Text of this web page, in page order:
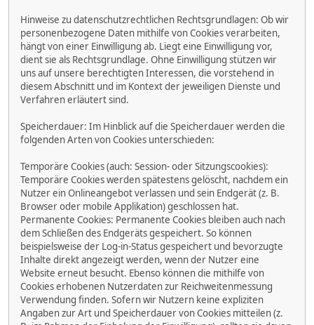
Hinweise zu datenschutzrechtlichen Rechtsgrundlagen: Ob wir
personenbezogene Daten mithilfe von Cookies verarbeiten,
hängt von einer Einwilligung ab. Liegt eine Einwilligung vor,
dient sie als Rechtsgrundlage. Ohne Einwilligung stützen wir
uns auf unsere berechtigten Interessen, die vorstehend in
diesem Abschnitt und im Kontext der jeweiligen Dienste und
Verfahren erläutert sind.
Speicherdauer: Im Hinblick auf die Speicherdauer werden die
folgenden Arten von Cookies unterschieden:
Temporäre Cookies (auch: Session- oder Sitzungscookies):
Temporäre Cookies werden spätestens gelöscht, nachdem ein
Nutzer ein Onlineangebot verlassen und sein Endgerät (z. B.
Browser oder mobile Applikation) geschlossen hat.
Permanente Cookies: Permanente Cookies bleiben auch nach
dem Schließen des Endgeräts gespeichert. So können
beispielsweise der Log-in-Status gespeichert und bevorzugte
Inhalte direkt angezeigt werden, wenn der Nutzer eine
Website erneut besucht. Ebenso können die mithilfe von
Cookies erhobenen Nutzerdaten zur Reichweitenmessung
Verwendung finden. Sofern wir Nutzern keine expliziten
Angaben zur Art und Speicherdauer von Cookies mitteilen (z.